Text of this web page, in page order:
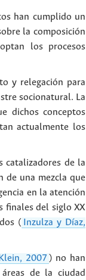
han cumplido un
la composición
los procesos
y relegación para
socionatural. La
dichos conceptos
actualmente los
catalizadores de la
de una mezcla que
en la atención
finales del siglo XX
( Inzulza y Díaz,
Klein, 2007 ) no han
de la ciudad